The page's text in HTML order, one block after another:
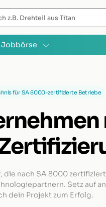
Jobbörse
für SA 8000-zertifizierte Betriebe
nach SA 8000
Setz auf
dein Projekt zum Erfolg.